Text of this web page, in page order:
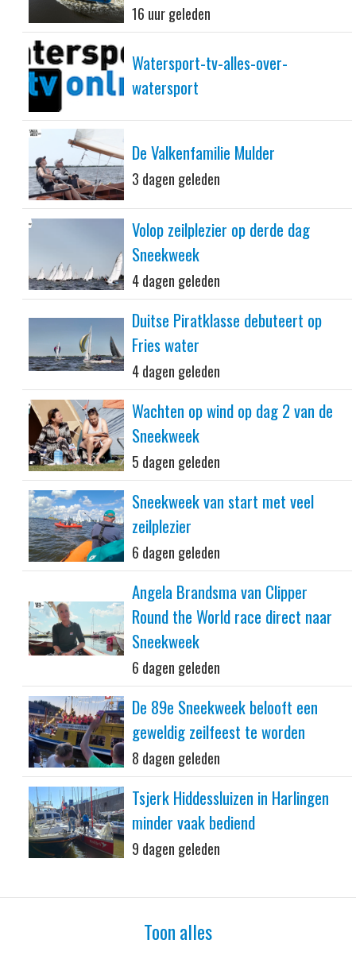
16 uur geleden
Watersport-tv-alles-over-
watersport
De Valkenfamilie Mulder
3 dagen geleden
Volop zeilplezier op derde dag
Sneekweek
4 dagen geleden
Duitse Piratklasse debuteert op
Fries water
4 dagen geleden
Wachten op wind op dag 2 van de
Sneekweek
5 dagen geleden
Sneekweek van start met veel
zeilplezier
6 dagen geleden
Angela Brandsma van Clipper
Round the World race direct naar
Sneekweek
6 dagen geleden
De 89e Sneekweek belooft een
geweldig zeilfeest te worden
8 dagen geleden
Tsjerk Hiddessluizen in Harlingen
minder vaak bediend
9 dagen geleden
Toon alles